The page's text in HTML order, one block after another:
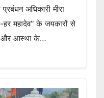
अधिकारी मीरा
हर महादेव” के जयकारों से
और आस्था के…